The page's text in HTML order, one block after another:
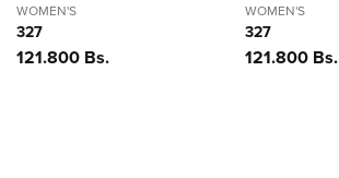
WOMEN'S
327
Precio
121.800 Bs.
WOMEN'S
327
Precio
121.800 Bs.